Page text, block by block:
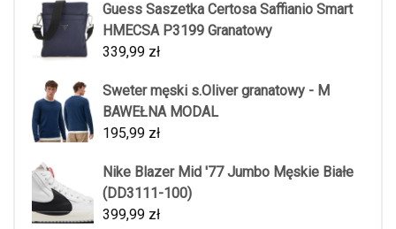
Guess Saszetka Certosa Saffianio Smart
HMECSA P3199 Granatowy
339,99 zł
Sweter męski s.Oliver granatowy - M
BAWEŁNA MODAL
195,99 zł
Nike Blazer Mid '77 Jumbo Męskie Białe
(DD3111-100)
399,99 zł